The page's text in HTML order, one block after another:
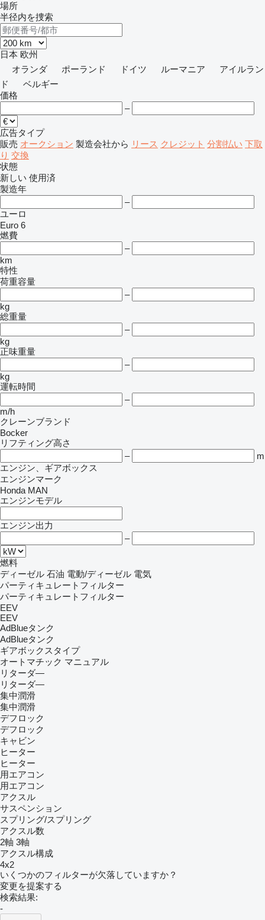
場所
半径内を捜索
日本 欧州
オランダ
ポーランド ドイツ ルーマニア
アイルラン
ド
ベルギー
価格
–
広告タイプ
販売 オークション 製造会社から リース クレジット 分割払い 下取
り 交換
状態
新しい 使用済
製造年
–
ユーロ
Euro 6
燃費
–
km
特性
荷重容量
–
kg
総重量
–
kg
正味重量
–
kg
運転時間
–
m/h
クレーンブランド
Bocker
リフティング高さ
–
m
エンジン、ギアボックス
エンジンマーク
Honda MAN
エンジンモデル
エンジン出力
–
燃料
ディーゼル 石油 電動/ディーゼル 電気
パーティキュレートフィルター
パーティキュレートフィルター
EEV
EEV
AdBlueタンク
AdBlueタンク
ギアボックスタイプ
オートマチック マニュアル
リターダ―
リターダ―
集中潤滑
集中潤滑
デフロック
デフロック
キャビン
ヒーター
ヒーター
用エアコン
用エアコン
アクスル
サスペンション
スプリング/スプリング
アクスル数
2軸 3軸
アクスル構成
4x2
いくつかのフィルターが欠落していますか？
変更を提案する
検索結果:
-